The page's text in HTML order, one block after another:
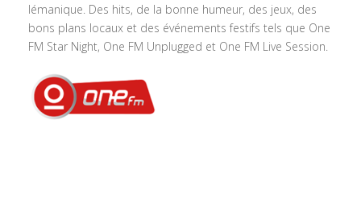
lémanique. Des hits, de la bonne humeur, des jeux, des
bons plans locaux et des événements festifs tels que One
FM Star Night, One FM Unplugged et One FM Live Session.